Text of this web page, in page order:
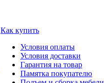
Как купить
Условия оплаты
Условия доставки
Гарантия на товар
Памятка покупателю